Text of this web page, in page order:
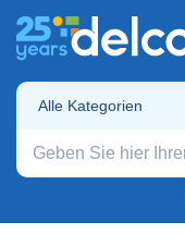
Alle Kategorien